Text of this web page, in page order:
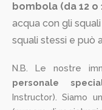
bombola (da 12 o
acqua con gli
squali stessi e può
N.B. Le nostre
personale
Instructor). Siamo un